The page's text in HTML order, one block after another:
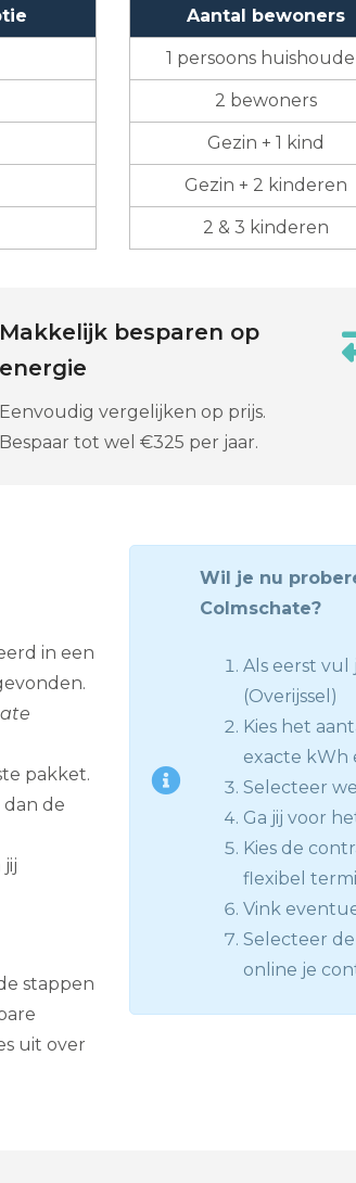
Aantal bewoners
1 persoons
2 bewoners
Gezin + 1 kind
Gezin + 2 kinderen
2 & 3 kinderen
Makkelijk besparen op
energie
Eenvoudig vergelijken op prijs.
Bespaar tot wel €325 per jaar.
in een
pakket.
de
stappen
uit over
Wil je nu
Colmschate?
Als eerst
(Overijssel)
Kies het
exacte kWh
Selecteer
Ga jij voor
Kies de
flexibel
Vink
Selecteer
online je